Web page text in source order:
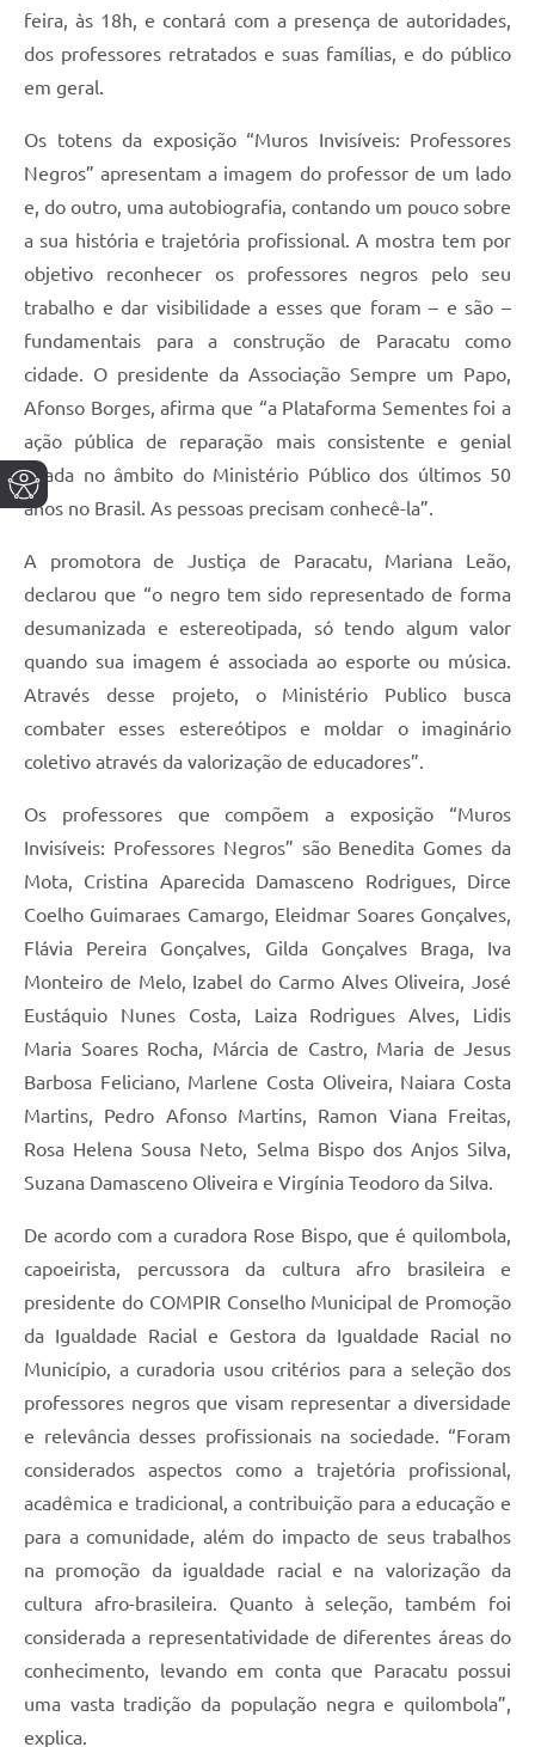
feira, às 18h, e contará com a presença de autoridades,
dos professores retratados e suas famílias, e do público
em geral.
Os totens da exposição “Muros Invisíveis: Professores
Negros” apresentam a imagem do professor de um lado
e, do outro, uma autobiografia, contando um pouco sobre
a sua história e trajetória profissional. A mostra tem por
objetivo reconhecer os professores negros pelo seu
trabalho e dar visibilidade a esses que foram – e são –
fundamentais para a construção de Paracatu como
cidade. O presidente da Associação Sempre um Papo,
Afonso Borges, afirma que “a Plataforma Sementes foi a
ação pública de reparação mais consistente e genial
criada no âmbito do Ministério Público dos últimos 50
anos no Brasil. As pessoas precisam conhecê-la”.
A promotora de Justiça de Paracatu, Mariana Leão,
declarou que “o negro tem sido representado de forma
desumanizada e estereotipada, só tendo algum valor
quando sua imagem é associada ao esporte ou música.
Através desse projeto, o Ministério Publico busca
combater esses estereótipos e moldar o imaginário
coletivo através da valorização de educadores”.
Os professores que compõem a exposição “Muros
Invisíveis: Professores Negros” são Benedita Gomes da
Mota, Cristina Aparecida Damasceno Rodrigues, Dirce
Coelho Guimaraes Camargo, Eleidmar Soares Gonçalves,
Flávia Pereira Gonçalves, Gilda Gonçalves Braga, Iva
Monteiro de Melo, Izabel do Carmo Alves Oliveira, José
Eustáquio Nunes Costa, Laiza Rodrigues Alves, Lidis
Maria Soares Rocha, Márcia de Castro, Maria de Jesus
Barbosa Feliciano, Marlene Costa Oliveira, Naiara Costa
Martins, Pedro Afonso Martins, Ramon Viana Freitas,
Rosa Helena Sousa Neto, Selma Bispo dos Anjos Silva,
Suzana Damasceno Oliveira e Virgínia Teodoro da Silva.
De acordo com a curadora Rose Bispo, que é quilombola,
capoeirista, percussora da cultura afro brasileira e
presidente do COMPIR Conselho Municipal de Promoção
da Igualdade Racial e Gestora da Igualdade Racial no
Município, a curadoria usou critérios para a seleção dos
professores negros que visam representar a diversidade
e relevância desses profissionais na sociedade. “Foram
considerados aspectos como a trajetória profissional,
acadêmica e tradicional, a contribuição para a educação e
para a comunidade, além do impacto de seus trabalhos
na promoção da igualdade racial e na valorização da
cultura afro-brasileira. Quanto à seleção, também foi
considerada a representatividade de diferentes áreas do
conhecimento, levando em conta que Paracatu possui
uma vasta tradição da população negra e quilombola”,
explica.